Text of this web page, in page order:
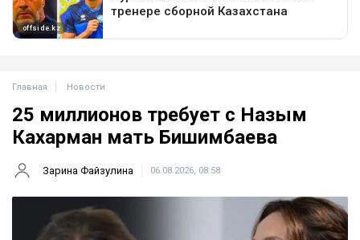
Главная Новости
25 миллионов требует с Назым
Кахарман мать Бишимбаева
Зарина Файзулина 06.08.2026, 08:58